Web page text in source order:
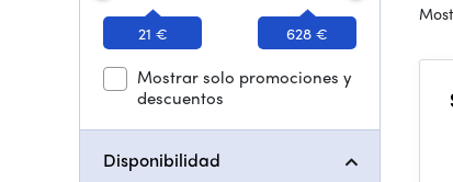
21 € 628 €
Mostrar solo promociones y
descuentos
Disponibilidad